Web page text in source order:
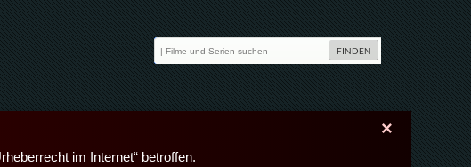
×
im Internet“ betroffen.